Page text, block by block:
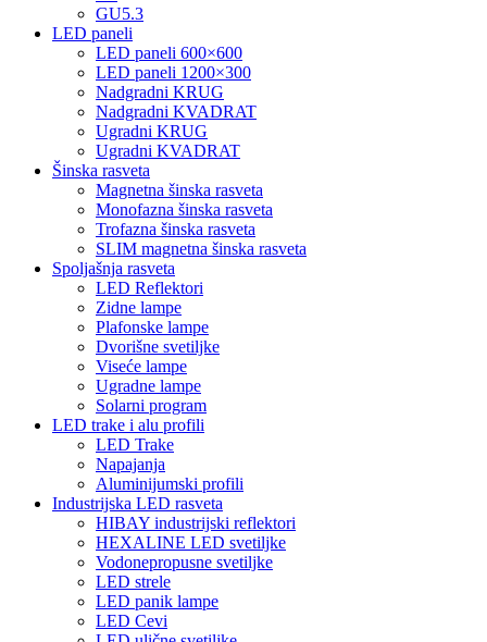
GU5.3
LED paneli
LED paneli 600×600
LED paneli 1200×300
Nadgradni KRUG
Nadgradni KVADRAT
Ugradni KRUG
Ugradni KVADRAT
Šinska rasveta
Magnetna šinska rasveta
Monofazna šinska rasveta
Trofazna šinska rasveta
SLIM magnetna šinska rasveta
Spoljašnja rasveta
LED Reflektori
Zidne lampe
Plafonske lampe
Dvorišne svetiljke
Viseće lampe
Ugradne lampe
Solarni program
LED trake i alu profili
LED Trake
Napajanja
Aluminijumski profili
Industrijska LED rasveta
HIBAY industrijski reflektori
HEXALINE LED svetiljke
Vodonepropusne svetiljke
LED strele
LED panik lampe
LED Cevi